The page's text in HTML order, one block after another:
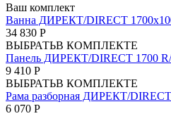
Ваш комплект
Ванна ДИРЕКТ/DIRECT
34 830 Р
ВЫБРАТЬВ КОМПЛЕКТЕ
Панель ДИРЕКТ/DIRECT 1700
9 410 Р
ВЫБРАТЬВ КОМПЛЕКТЕ
Рама разборная ДИРЕКТ/
6 070 Р